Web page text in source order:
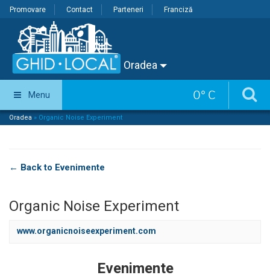
Promovare Contact Parteneri Franciză
Oradea
0° C
Menu
Oradea » Organic Noise Experiment
← Back to Evenimente
Organic Noise Experiment
www.organicnoiseexperiment.com
Evenimente